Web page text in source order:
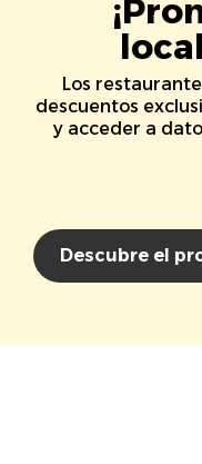
Los
descuentos
y acceder a
Descubre el